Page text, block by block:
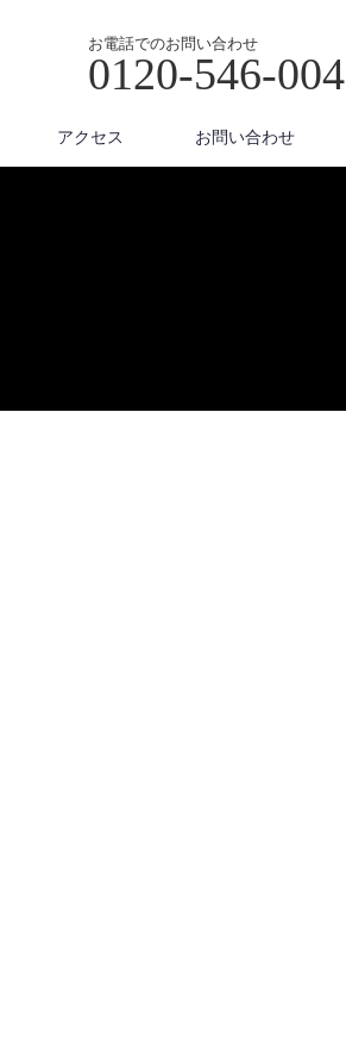
お電話でのお問い合わせ
0120-546-004
アクセス お問い合わせ